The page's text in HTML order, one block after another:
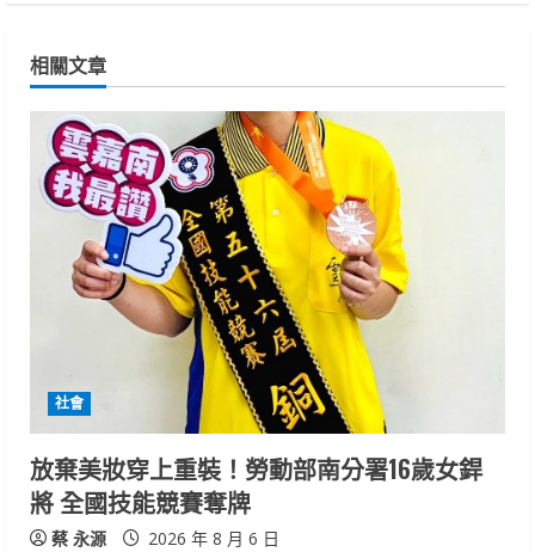
u
R
n
g
相關文章
社會
放棄美妝穿上重裝！勞動部南分署16歲女銲
將 全國技能競賽奪牌
蔡 永源 2026 年 8 月 6 日